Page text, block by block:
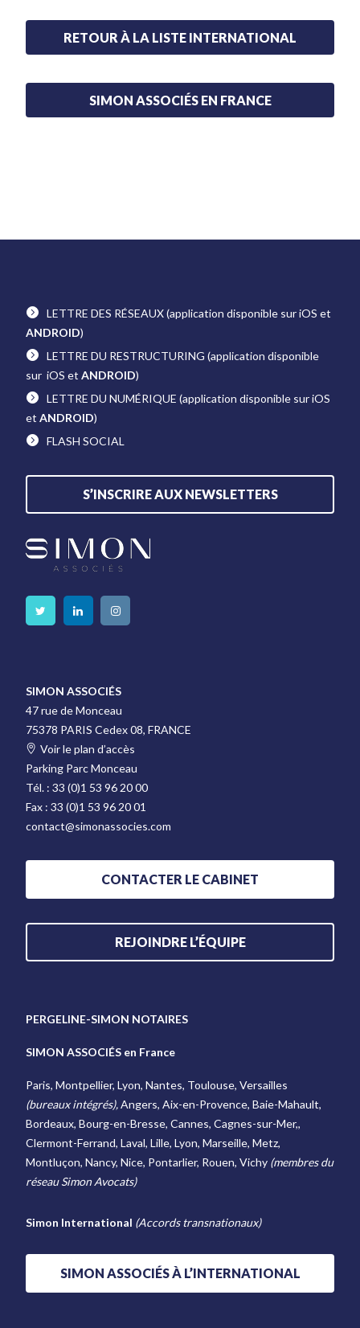
RETOUR À LA LISTE INTERNATIONAL
SIMON ASSOCIÉS EN FRANCE
LETTRE DES RÉSEAUX(application disponible sur iOS et
ANDROID)
LETTRE DU RESTRUCTURING (application disponible
sur iOS etANDROID)
LETTRE DU NUMÉRIQUE (application disponible sur iOS
etANDROID)
FLASH SOCIAL
S’INSCRIRE AUX NEWSLETTERS
SIMON ASSOCIÉS
47 rue de Monceau
75378 PARIS Cedex 08, FRANCE
Voir le plan d’accès
Parking Parc Monceau
Tél. :33 (0)1 53 96 20 00
Fax :33 (0)1 53 96 20 01
contact@simonassocies.com
CONTACTER LE CABINET
REJOINDRE L’ÉQUIPE
PERGELINE-SIMON NOTAIRES
SIMON ASSOCIÉS en France
Paris, Montpellier, Lyon, Nantes, Toulouse, Versailles
(bureaux intégrés),Angers, Aix-en-Provence, Baie-Mahault,
Bordeaux, Bourg-en-Bresse, Cannes, Cagnes-sur-Mer,,
Clermont-Ferrand, Laval, Lille, Lyon, Marseille, Metz,
Montluçon, Nancy, Nice, Pontarlier, Rouen, Vichy (membres du
réseau Simon Avocats)
Simon International (Accords transnationaux)
SIMON ASSOCIÉS À L’INTERNATIONAL